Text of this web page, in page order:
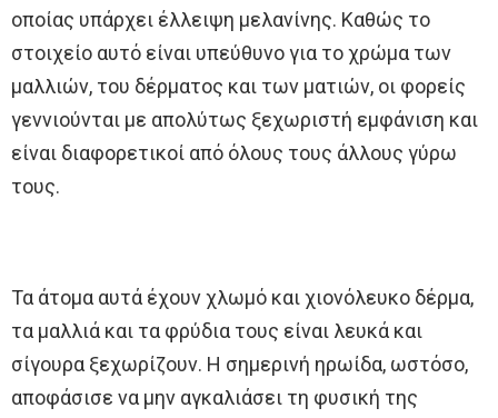
οποίας υπάρχει έλλειψη μελανίνης. Καθώς το
στοιχείο αυτό είναι υπεύθυνο για το χρώμα των
μαλλιών, του δέρματος και των ματιών, οι φορείς
γεννιούνται με απολύτως ξεχωριστή εμφάνιση και
είναι διαφορετικοί από όλους τους άλλους γύρω
τους.
Τα άτομα αυτά έχουν χλωμό και χιονόλευκο δέρμα,
τα μαλλιά και τα φρύδια τους είναι λευκά και
σίγουρα ξεχωρίζουν. Η σημερινή ηρωίδα, ωστόσο,
αποφάσισε να μην αγκαλιάσει τη φυσική της